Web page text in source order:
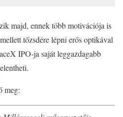
majd, ennek több motivációja is
tőzsdére lépni erős optikával
IPO-ja saját leggazdagabb
meg: